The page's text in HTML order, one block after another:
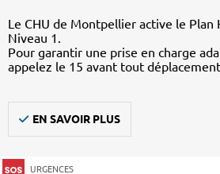
Le CHU de Montpellier active le Plan
Niveau 1.
Pour garantir une prise en charge
appelez le 15 avant tout
EN SAVOIR PLUS
URGENCES